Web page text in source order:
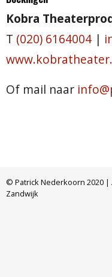
Kobra
T (020) 6164004 |
Of mail naar
© Patrick Nederkoorn 2020 |
Zandwijk